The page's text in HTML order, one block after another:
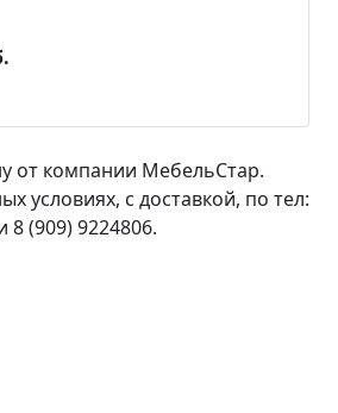
от компании МебельСтар.
условиях, с доставкой, по тел:
8 (909) 9224806.